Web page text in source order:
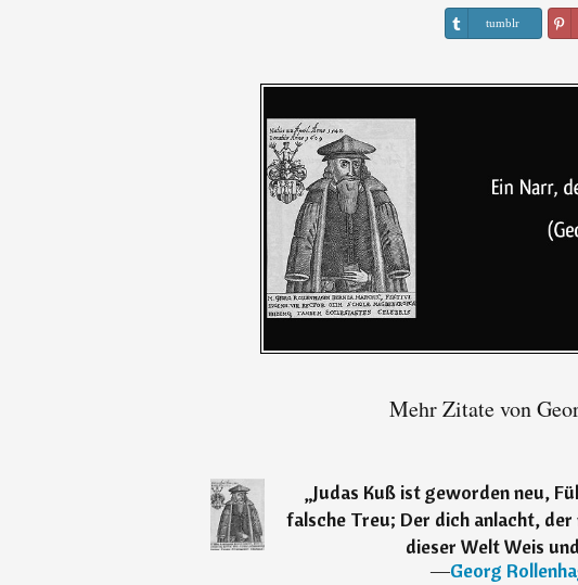
tumblr
Mehr Zitate von
„Judas Kuß ist geworden neu,
falsche Treu; Der dich anlacht,
dieser Welt Weis
―Georg